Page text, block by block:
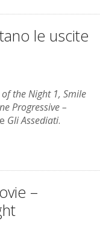
le uscite
the Night 1, Smile
Progressive –
e Gli Assediati.
–